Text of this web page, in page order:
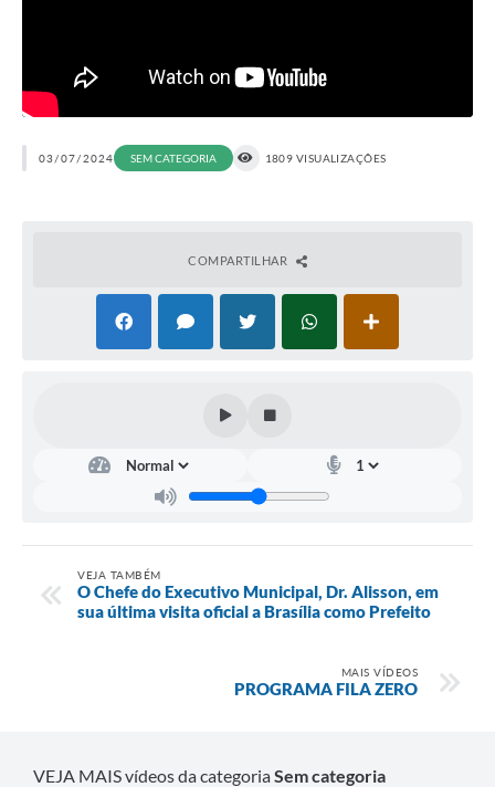
03/07/2024 SEM CATEGORIA 1809 VISUALIZAÇÕES
COMPARTILHAR
VEJA TAMBÉM
O Chefe do Executivo Municipal, Dr. Alisson, em
sua última visita oficial a Brasília como Prefeito
MAIS VÍDEOS
PROGRAMA FILA ZERO
VEJA MAIS vídeos da categoriaSem categoria